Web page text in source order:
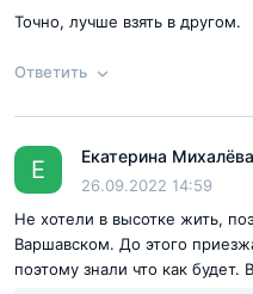
Согласен справилами
Отправить комментарий
Точно, лучше взять в другом.
Ответить
Ответ на отзыв
Е Екатерина Михалёва
26.09.2022 14:59
Не хотели в высотке жить,
Варшавском. До этого
поэтому знали что как